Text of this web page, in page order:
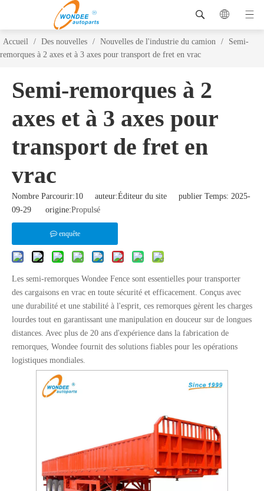
Accueil / Des nouvelles / Nouvelles de l'industrie du camion /
Semi-
remorques à 2 axes et à 3 axes pour transport de fret en vrac
Semi-remorques à 2
axes et à 3 axes pour
transport de fret en
vrac
Nombre Parcourir:10 auteur:Éditeur du site publier Temps: 2025-
09-29 origine:Propulsé
enquête
Les semi-remorques Wondee Fence sont essentielles pour transporter
des cargaisons en vrac en toute sécurité et efficacement. Conçus avec
une durabilité et une stabilité à l'esprit, ces remorques gèrent les charges
lourdes tout en garantissant une manipulation en douceur sur de longues
distances. Avec plus de 20 ans d'expérience dans la fabrication de
remorques, Wondee fournit des solutions fiables pour les opérations
logistiques mondiales.